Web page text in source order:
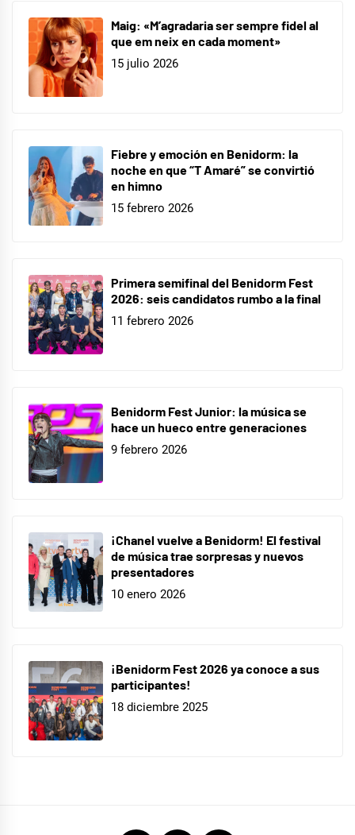
Maig: «M’agradaria ser sempre fidel al
que em neix en cada moment»
15 julio 2026
Fiebre y emoción en Benidorm: la
noche en que “T Amaré” se convirtió
en himno
15 febrero 2026
Primera semifinal del Benidorm Fest
2026: seis candidatos rumbo a la final
11 febrero 2026
Benidorm Fest Junior: la música se
hace un hueco entre generaciones
9 febrero 2026
¡Chanel vuelve a Benidorm! El festival
de música trae sorpresas y nuevos
presentadores
10 enero 2026
¡Benidorm Fest 2026 ya conoce a sus
participantes!
18 diciembre 2025